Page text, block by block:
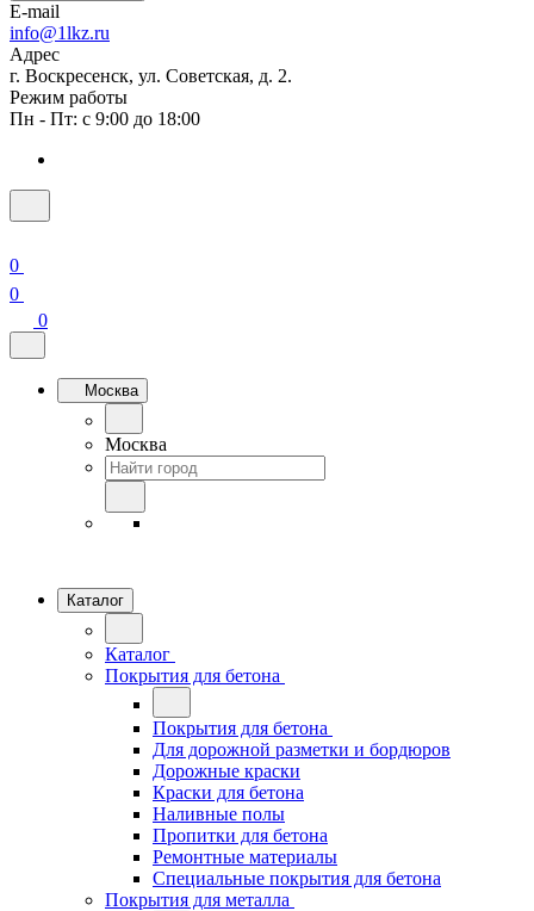
E-mail
info@1lkz.ru
Адрес
г. Воскресенск, ул. Советская, д. 2.
Режим работы
Пн - Пт: с 9:00 до 18:00
0
0
0
Москва
Москва
Каталог
Каталог
Покрытия для бетона
Покрытия для бетона
Для дорожной разметки и бордюров
Дорожные краски
Краски для бетона
Наливные полы
Пропитки для бетона
Ремонтные материалы
Специальные покрытия для бетона
Покрытия для металла